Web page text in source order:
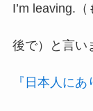
I’m leaving.
後で）と言い
『日本人に